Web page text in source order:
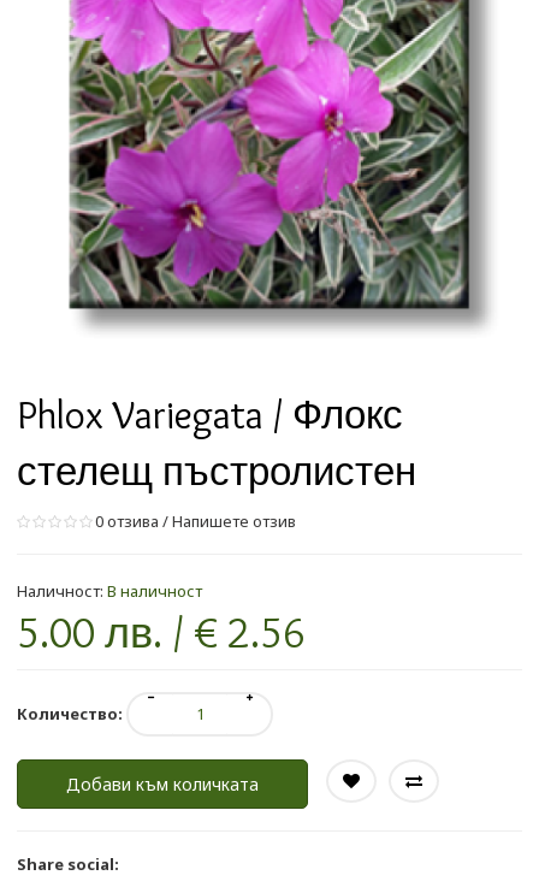
Phlox Variegata / Флокс
стелещ пъстролистен
0 отзива /Напишете отзив
Наличност: В наличност
5.00 лв. / € 2.56
Количество:
Добави към количката
Share social: